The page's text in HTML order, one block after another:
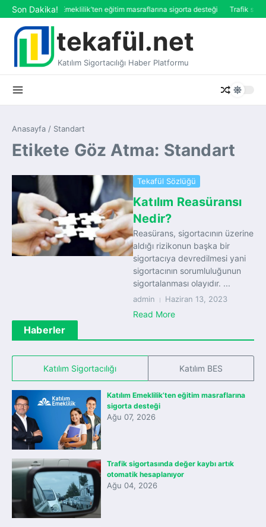
İçeriğe atla
Son Dakika!Katılım Emeklilik’ten eğitim masraflarına sigorta desteği Trafik
tekafül.net
Katılım Sigortacılığı Haber Platformu
Anasayfa / Standart
Etikete Göz Atma: Standart
Tekafül Sözlüğü
Katılım Reasüransı
Nedir?
Reasürans, sigortacının üzerine
aldığı rizikonun başka bir
sigortacıya devredilmesi yani
sigortacının sorumluluğunun
sigortalanması olayıdır. ...
admin Haziran 13, 2023
Read More
Haberler
Katılım Sigortacılığı Katılım BES
Katılım Emeklilik’ten eğitim masraflarına
sigorta desteği
Ağu 07, 2026
Trafik sigortasında değer kaybı artık
otomatik hesaplanıyor
Ağu 04, 2026